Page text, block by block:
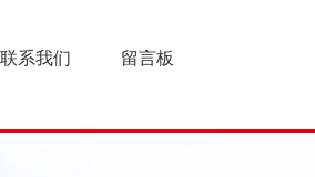
联系我们 留言板